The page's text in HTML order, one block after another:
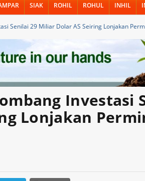
SIAK ROHIL ROHUL INHIL
Senilai 29 Miliar Dolar AS Seiring Lonjakan
Investasi
Lonjakan